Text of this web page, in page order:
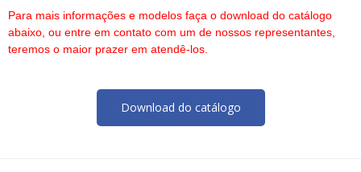
Para mais informações e modelos faça o download do catálogo
abaixo, ou entre em contato com um de nossos representantes,
teremos o maior prazer em atendê-los.
Download do catálogo